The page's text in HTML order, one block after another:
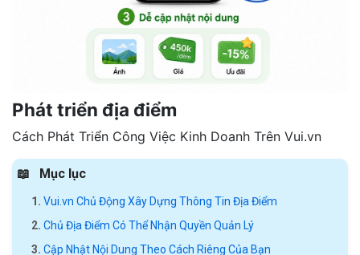
Phát triển địa điểm
Cách Phát Triển Công Việc Kinh Doanh Trên Vui.vn
Mục lục
Vui.vn Chủ Động Xây Dựng Thông Tin Địa Điểm
Chủ Địa Điểm Có Thể Nhận Quyền Quản Lý
Cập Nhật Nội Dung Theo Cách Riêng Của Bạn